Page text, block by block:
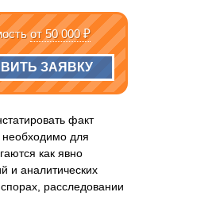
от 50 000 ₽
ЗАЯВКУ
факт
необходимо для
как явно
и аналитических
расследовании